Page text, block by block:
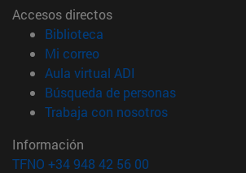
Accesos directos
Biblioteca
Mi correo(abre en nueva ventana)
Aula virtual ADI
Búsqueda de personas(abre en
Trabaja con nosotros(abre en
Información
TFNO +34 948 42 56 00